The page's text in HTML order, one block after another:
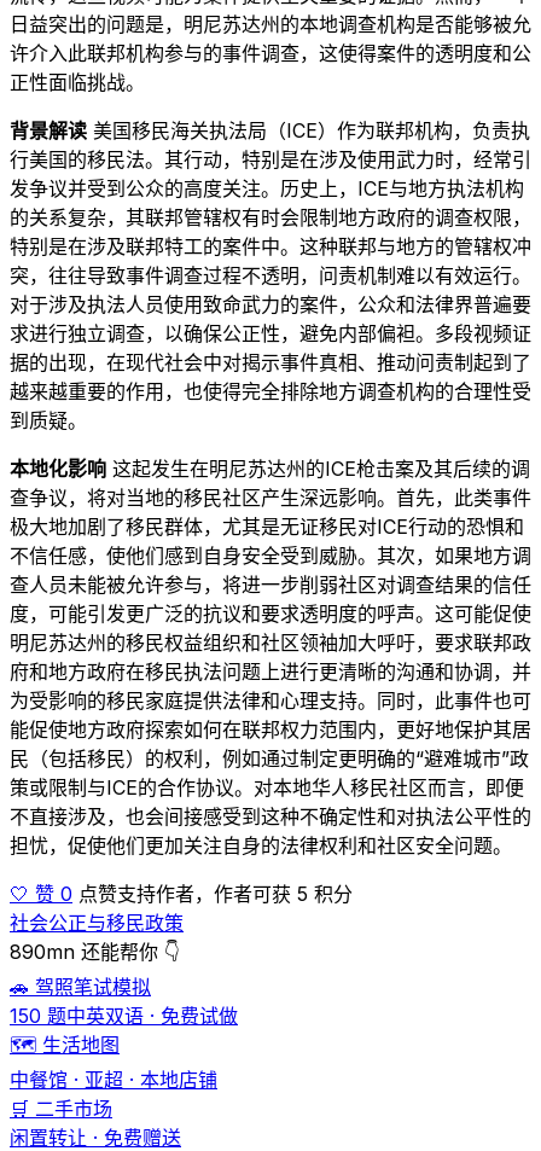
日益突出的问题是，明尼苏达州的本地调查机构是否能够被允
许介入此联邦机构参与的事件调查，这使得案件的透明度和公
正性面临挑战。
背景解读 美国移民海关执法局（ICE）作为联邦机构，负责执
行美国的移民法。其行动，特别是在涉及使用武力时，经常引
发争议并受到公众的高度关注。历史上，ICE与地方执法机构
的关系复杂，其联邦管辖权有时会限制地方政府的调查权限，
特别是在涉及联邦特工的案件中。这种联邦与地方的管辖权冲
突，往往导致事件调查过程不透明，问责机制难以有效运行。
对于涉及执法人员使用致命武力的案件，公众和法律界普遍要
求进行独立调查，以确保公正性，避免内部偏袒。多段视频证
据的出现，在现代社会中对揭示事件真相、推动问责制起到了
越来越重要的作用，也使得完全排除地方调查机构的合理性受
到质疑。
本地化影响 这起发生在明尼苏达州的ICE枪击案及其后续的调
查争议，将对当地的移民社区产生深远影响。首先，此类事件
极大地加剧了移民群体，尤其是无证移民对ICE行动的恐惧和
不信任感，使他们感到自身安全受到威胁。其次，如果地方调
查人员未能被允许参与，将进一步削弱社区对调查结果的信任
度，可能引发更广泛的抗议和要求透明度的呼声。这可能促使
明尼苏达州的移民权益组织和社区领袖加大呼吁，要求联邦政
府和地方政府在移民执法问题上进行更清晰的沟通和协调，并
为受影响的移民家庭提供法律和心理支持。同时，此事件也可
能促使地方政府探索如何在联邦权力范围内，更好地保护其居
民（包括移民）的权利，例如通过制定更明确的“避难城市”政
策或限制与ICE的合作协议。对本地华人移民社区而言，即便
不直接涉及，也会间接感受到这种不确定性和对执法公平性的
担忧，促使他们更加关注自身的法律权利和社区安全问题。
🤍 赞 0 点赞支持作者，作者可获 5 积分
社会公正与移民政策
890mn 还能帮你 👇
🚗 驾照笔试模拟
150 题中英双语 · 免费试做
🗺️ 生活地图
中餐馆 · 亚超 · 本地店铺
🛒 二手市场
闲置转让 · 免费赠送